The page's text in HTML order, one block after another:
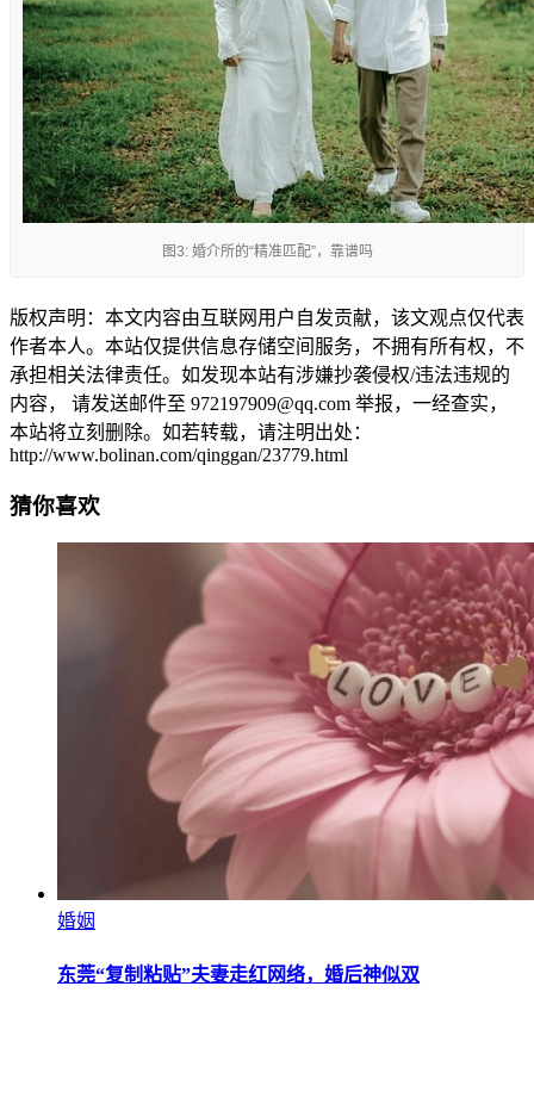
图3: 婚介所的“精准匹配”，靠谱吗
版权声明：本文内容由互联网用户自发贡献，该文观点仅代表
作者本人。本站仅提供信息存储空间服务，不拥有所有权，不
承担相关法律责任。如发现本站有涉嫌抄袭侵权/违法违规的
内容， 请发送邮件至 972197909@qq.com 举报，一经查实，
本站将立刻删除。如若转载，请注明出处：
http://www.bolinan.com/qinggan/23779.html
猜你喜欢
婚姻
东莞“复制粘贴”夫妻走红网络，婚后神似双